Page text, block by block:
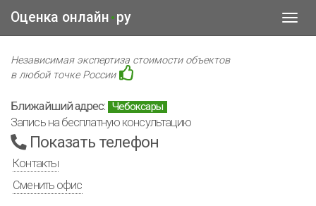
Оценка онлайн • ру
Независимая экспертиза стоимости объектов
в любой точке России
Ближайший адрес: Чебоксары
Запись на бесплатную консультацию
Показать телефон
Контакты
Сменить офис